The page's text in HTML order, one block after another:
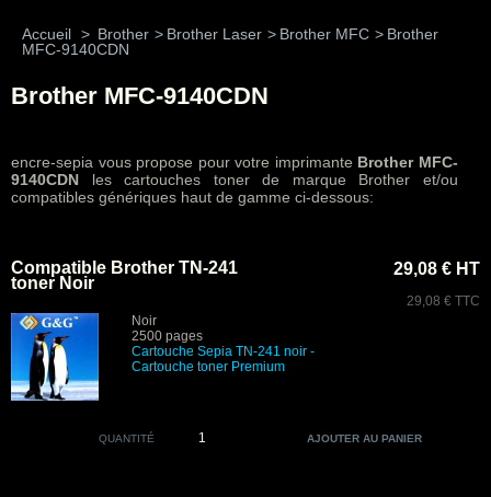
Accueil > Brother > Brother Laser > Brother MFC > Brother
MFC-9140CDN
Brother MFC-9140CDN
encre-sepia vous propose pour votre imprimante Brother MFC-
9140CDN les cartouches toner de marque Brother et/ou
compatibles génériques haut de gamme ci-dessous:
Compatible Brother TN-241
toner Noir
Noir
2500 pages
Cartouche Sepia TN-241 noir -
Cartouche toner Premium
29,08 € HT
29,08 € TTC
QUANTITÉ